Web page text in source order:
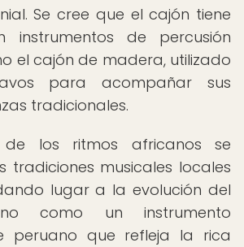
Se cree que el cajón tiene
instrumentos de percusión
el cajón de madera, utilizado
para acompañar sus
tradicionales.
de los ritmos africanos se
tradiciones musicales locales
lugar a la evolución del
como un instrumento
peruano que refleja la rica